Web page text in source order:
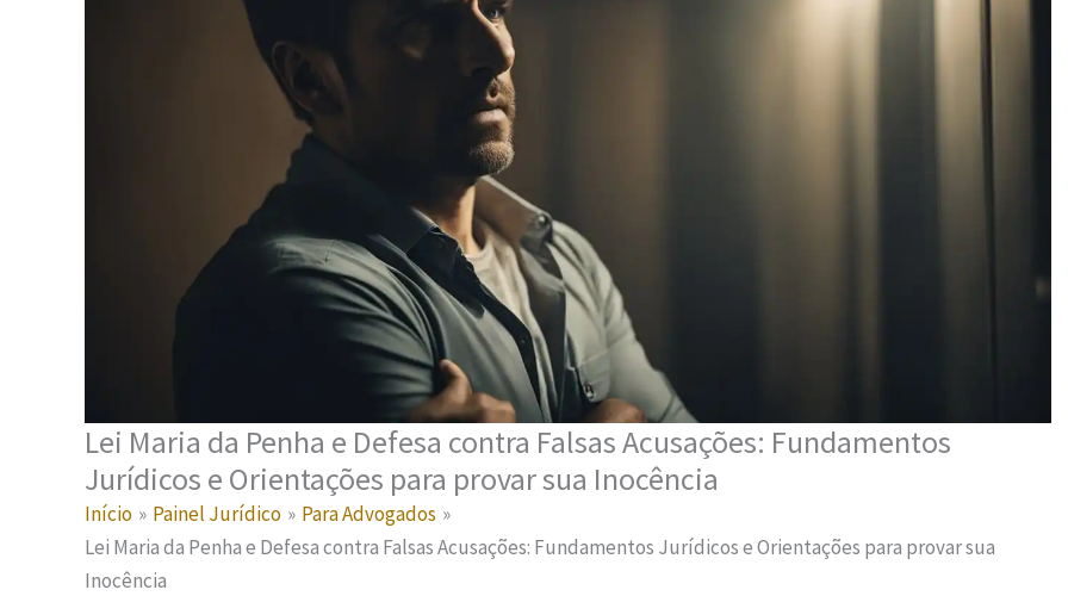
Lei Maria da Penha e Defesa contra Falsas Acusações: Fundamentos
Jurídicos e Orientações para provar sua Inocência
Início Painel Jurídico
Para Advogados
Lei Maria da Penha e Defesa contra Falsas Acusações: Fundamentos Jurídicos e Orientações para provar sua
Inocência